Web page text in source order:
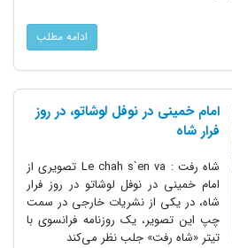
ادامه مطلب
امام خمینی در نوفل لوشاتو، در روز
فرار شاه
شاه رفت : Le chah s`en va تصویری از
امام خمینی در نوفل لوشاتو در روز فرار
شاه، در یکی از نشریات خارجی در سمت
چپ این تصویر، یک روزنامه فرانسوی با
تیتر «شاه رفت» جلب نظر می‌کند